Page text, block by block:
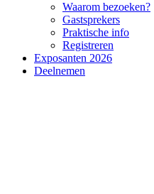
Waarom bezoeken?
Gastsprekers
Praktische info
Registreren
Exposanten 2026
Deelnemen